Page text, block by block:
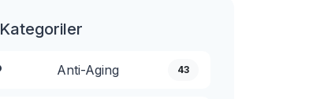
Kategoriler
Anti-Aging 43